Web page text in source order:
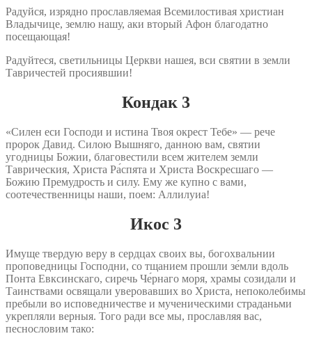
Радуйся, изрядно прославляемая Всемилостивая христиан
Владычице, землю нашу, аки вторый Афон благодатно
посещающая!
Радуйтеся, светильницы Церкви нашея, вси святии в земли
Тавричестей просиявшии!
Кондак 3
«Силен еси Господи и истина Твоя окрест Тебе» — рече
пророк Давид. Силою Вышняго, данною вам, святии
угодницы Божии, благовестили всем жителем земли
Таврическия, Христа Ра́спята и Христа Воскресшаго —
Божию Премудрость и силу. Ему же купно с вами,
соотечественницы наши, поем: Аллилуиа!
Икос 3
Имуще твердую веру в сердцах своих вы, богохвальнии
проповедницы Господни, со тщанием прошли зе́мли вдоль
Понта Евксинскаго, сиречь Че́рнаго моря, храмы созидали и
Таинствами освящали уверовавших во Христа, непоколебимы
пребыли во исповедничестве и мученическими страданьми
укрепляли верныя. Того ради все мы, прославляя вас,
песнословим тако: